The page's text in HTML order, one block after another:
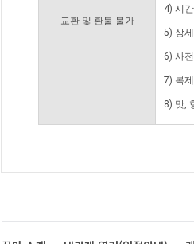
교환 및 환불 불가
4) 시
5) 상
6) 사
7) 복
8) 맛,